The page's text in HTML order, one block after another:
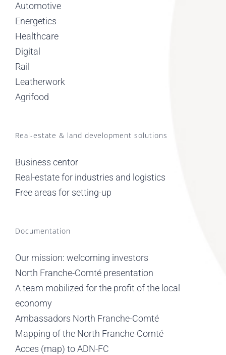
Automotive
Energetics
Healthcare
Digital
Rail
Leatherwork
Agrifood
Real-estate & land development solutions
Business centor
Real-estate for industries and logistics
Free areas for setting-up
Documentation
Our mission: welcoming investors
North Franche-Comté presentation
A team mobilized for the profit of the local
economy
Ambassadors North Franche-Comté
Mapping of the North Franche-Comté
Acces (map) to ADN-FC